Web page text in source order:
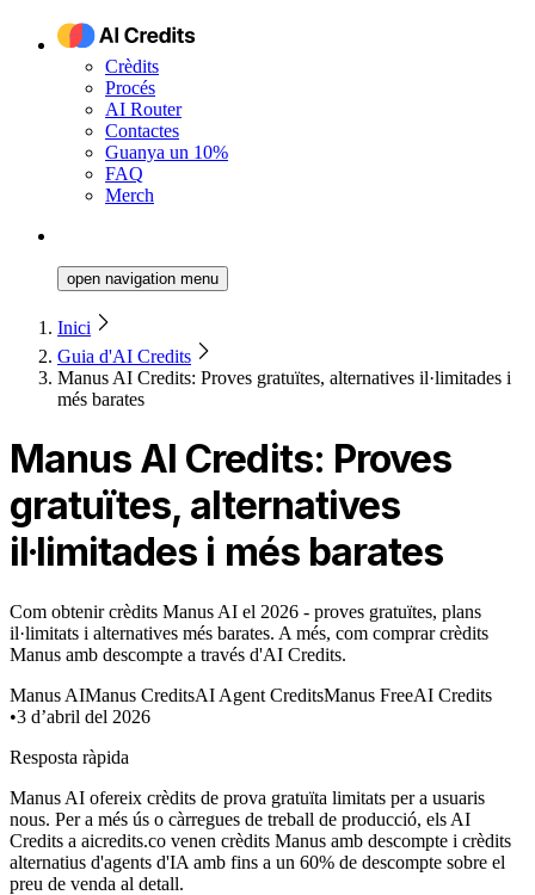
Crèdits
Procés
AI Router
Contactes
Guanya un 10%
FAQ
Merch
open navigation menu
Inici
Guia d'AI Credits
Manus AI Credits: Proves gratuïtes, alternatives il·limitades i
més barates
Manus AI Credits: Proves
gratuïtes, alternatives
il·limitades i més barates
Com obtenir crèdits Manus AI el 2026 - proves gratuïtes, plans
il·limitats i alternatives més barates. A més, com comprar crèdits
Manus amb descompte a través d'AI Credits.
Manus AIManus CreditsAI Agent CreditsManus FreeAI Credits
•3 d’abril del 2026
Resposta ràpida
Manus AI ofereix crèdits de prova gratuïta limitats per a usuaris
nous. Per a més ús o càrregues de treball de producció, els AI
Credits a aicredits.co venen crèdits Manus amb descompte i crèdits
alternatius d'agents d'IA amb fins a un 60% de descompte sobre el
preu de venda al detall.